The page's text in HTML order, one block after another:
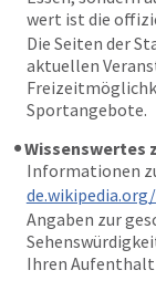
wert ist die
Die Seiten der
aktuellen
Sportangebote.
Wissenswertes
Informationen
Angaben zur
Ihren